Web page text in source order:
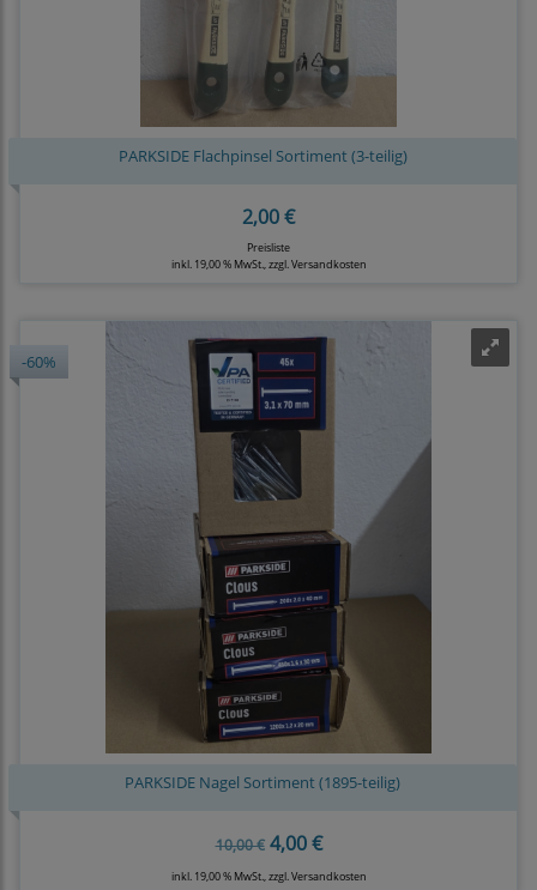
PARKSIDE Flachpinsel Sortiment (3-teilig)
2,00 €
Preisliste
inkl. 19,00 % MwSt., zzgl.Versandkosten
-60%
PARKSIDE Nagel Sortiment (1895-teilig)
10,00 €4,00 €
inkl. 19,00 % MwSt., zzgl.Versandkosten